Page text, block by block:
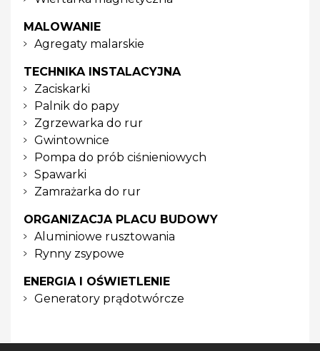
MALOWANIE
Agregaty malarskie
TECHNIKA INSTALACYJNA
Zaciskarki
Palnik do papy
Zgrzewarka do rur
Gwintownice
Pompa do prób ciśnieniowych
Spawarki
Zamrażarka do rur
ORGANIZACJA PLACU BUDOWY
Aluminiowe rusztowania
Rynny zsypowe
ENERGIA I OŚWIETLENIE
Generatory prądotwórcze